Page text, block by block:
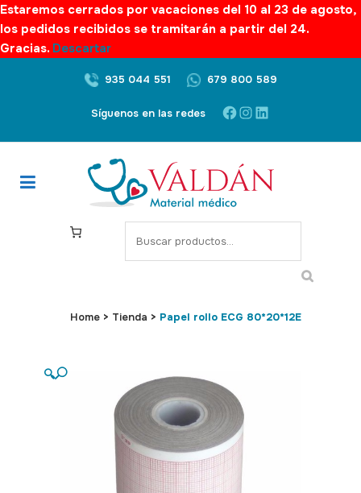
Estaremos cerrados por vacaciones del 10 al 23 de agosto,
los pedidos recibidos se tramitarán a partir del 24.
Gracias. Descartar
935 044 551 679 800 589
Síguenos en las redes Facebook
Instagram
LinkedIn
S
e
Home > Tienda > Papel rollo ECG 80*20*12E
🔍